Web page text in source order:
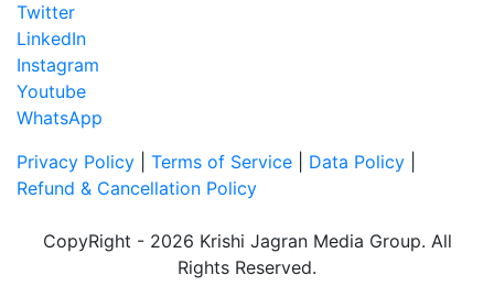
Twitter
LinkedIn
Instagram
Youtube
WhatsApp
Privacy Policy
Terms of Service Data Policy
Refund & Cancellation Policy
CopyRight - 2026 Krishi Jagran Media Group. All
Rights Reserved.